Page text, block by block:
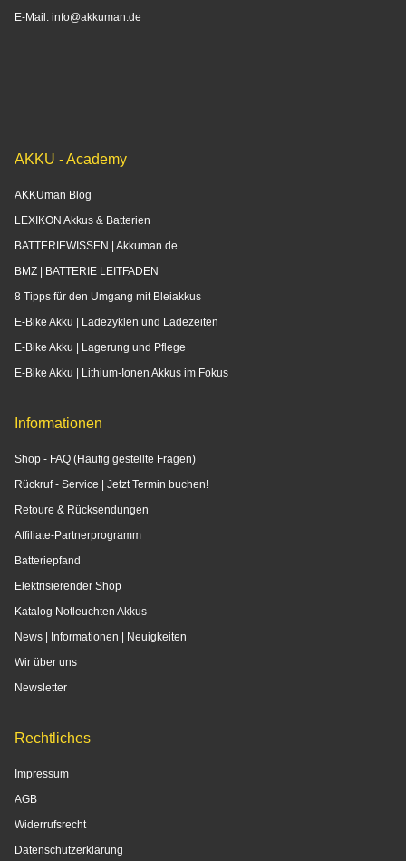
E-Mail: info@akkuman.de
AKKU - Academy
AKKUman Blog
LEXIKON Akkus & Batterien
BATTERIEWISSEN | Akkuman.de
BMZ | BATTERIE LEITFADEN
8 Tipps für den Umgang mit Bleiakkus
E-Bike Akku | Ladezyklen und Ladezeiten
E-Bike Akku | Lagerung und Pflege
E-Bike Akku | Lithium-Ionen Akkus im Fokus
Informationen
Shop - FAQ (Häufig gestellte Fragen)
Rückruf - Service | Jetzt Termin buchen!
Retoure & Rücksendungen
Affiliate-Partnerprogramm
Batteriepfand
Elektrisierender Shop
Katalog Notleuchten Akkus
News | Informationen | Neuigkeiten
Wir über uns
Newsletter
Rechtliches
Impressum
AGB
Widerrufsrecht
Datenschutzerklärung